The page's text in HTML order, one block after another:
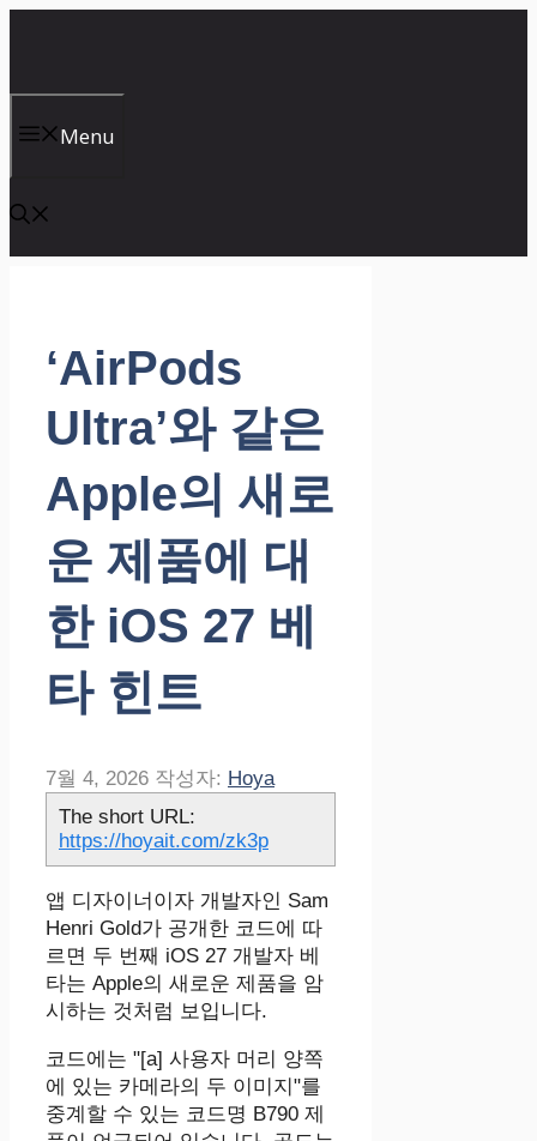
건
기
Menu
‘AirPods
Ultra’와 같은
Apple의 새로
운 제품에 대
한 iOS 27 베
타 힌트
7월 4, 2026 작성자: Hoya
The short URL:
https://hoyait.com/zk3p
앱 디자이너이자 개발자인 Sam
Henri Gold가 공개한 코드에 따
르면 두 번째 iOS 27 개발자 베
타는 Apple의 새로운 제품을 암
시하는 것처럼 보입니다.
코드에는 "[a] 사용자 머리 양쪽
에 있는 카메라의 두 이미지"를
중계할 수 있는 코드명 B790 제